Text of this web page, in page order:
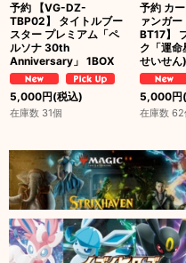
予約 【VG-DZ-
TBP02】 タイトルブー
スター プレミアム「ペ
ルソナ 30th
Anniversary」 1BOX
5,000円(税込)
在庫数 31個
予約 カ
ァンガ
BT17】
ク「運
せいせん
5,000円
在庫数 62